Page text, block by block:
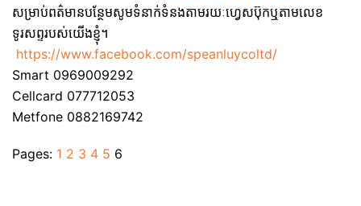
សម្រាប់ពត៌មានបន្ថែមសូមទំនាក់ទំនងតាមរយៈហ្វេសប៊ុកឬតាមលេខ
ទូរសព្ទរបស់យើងខ្ញុំ។
https://www.facebook.com/speanluycoltd/
Smart 0969009292
Cellcard 077712053
Metfone 0882169742
Pages: 1 2 3 4 5 6